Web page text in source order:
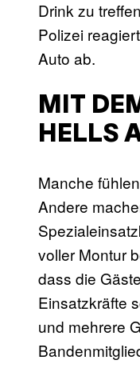
Drink zu
Polizei
Auto ab.
MIT
HELLS
Manche
Andere
voller Montur
dass die
Einsatzkräfte
und mehrere